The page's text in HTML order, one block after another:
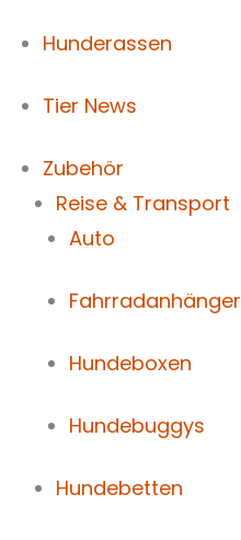
Hunderassen
Tier News
Zubehör
Reise & Transport
Auto
Fahrradanhänger
Hundeboxen
Hundebuggys
Hundebetten